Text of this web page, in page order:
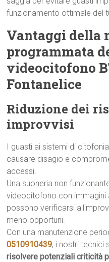
funzionamento ottimale del
Vantaggi della
programmata
videocitofono
Fontanelice
Riduzione dei
improvvisi
I guasti ai sistemi di
causare disagio e
accessi.
Una suoneria non
videocitofono con immagini
possono verificarsi
meno opportuni.
Con una manutenzione
0510910439, i nostri tecnici
risolvere potenziali criticità